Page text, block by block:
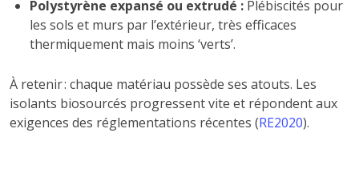
Polystyrène expansé ou extrudé : Plébiscités pour
les sols et murs par l’extérieur, très efficaces
thermiquement mais moins ‘verts’.
À retenir : chaque matériau possède ses atouts. Les
isolants biosourcés progressent vite et répondent aux
exigences des réglementations récentes (RE2020).